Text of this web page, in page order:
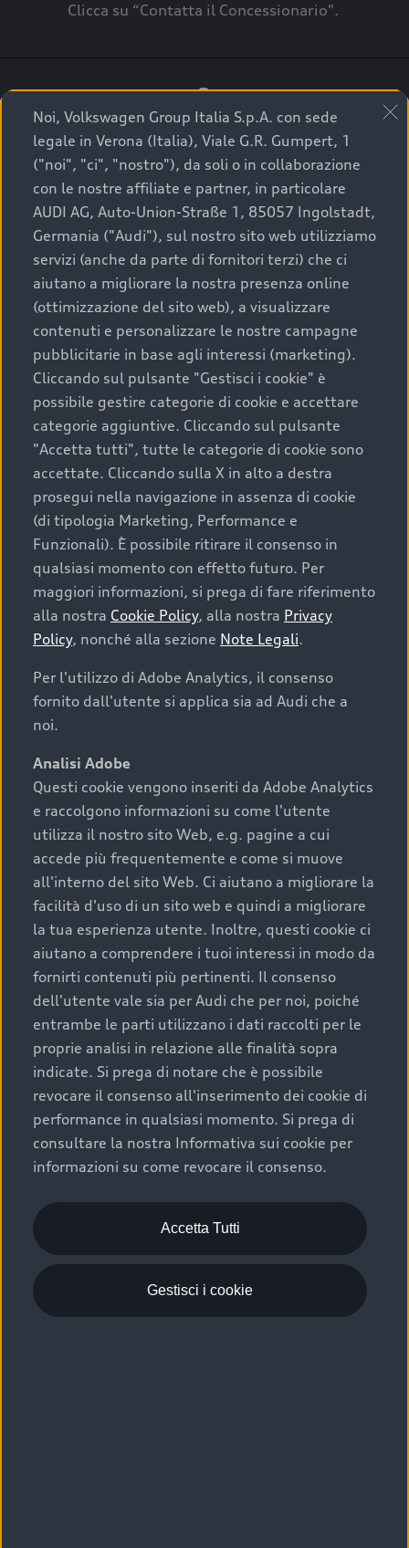
Clicca su “Contatta il Concessionario".
3
A breve verrai ricontattato dal Customer Care
Audi Center o direttamente dal Concessionario
che ti supporterà per finalizzare la tua richiesta.
La qualità di acquistare
un’auto usata Audi
Scegliere un’auto usata è una decisione che coniuga
convenienza, affidabilità e sostenibilità. Per fare un
acquisto sicuro, è essenziale considerare aspetti
determinanti come la garanzia inclusa e l’affidabilità del
marchio. Audi offre l’auto usata perfetta tramite Audi
Prima Scelta :plus
Cosa sapere prima di
acquistare la tua prossima
auto
I requisiti fondamentali da considerare prima di
acquistare un’auto usata, oltre al prezzo e all'aspetto,
chilometraggio: un valore contenuto corrisponde a
uno stato migliore del veicolo e a una maggiore
durata nel tempo;
cronologia dei tagliandi: una documentazione
completa della vettura certifica una manutenzione
costante e accurata;
condizioni della carrozzeria e degli interni: una
buona conservazione evidenzia cura e attenzione del
precedente proprietario;
efficienza meccanica: motore, trasmissione e
componenti principali in ottimo stato garantiscono
prestazioni affidabili e sicure.
Acquistare un’auto usata in una Concessionaria ufficiale
Audi che offre l’usato garantito tramite Audi Prima
Scelta :plus, significa affidarsi ad un prodotto che viene
sottoposto a 110 controlli approfonditi e coperto da
garanzia fino a 4 anni per una maggiore tutela del tuo
acquisto.
Noi, Volkswagen Group Italia S.p.A. con sede
legale in Verona (Italia), Viale G.R. Gumpert, 1
("noi", "ci", "nostro"), da soli o in collaborazione
con le nostre affiliate e partner, in particolare
AUDI AG, Auto-Union-Straße 1, 85057 Ingolstadt,
Germania ("Audi"), sul nostro sito web utilizziamo
servizi (anche da parte di fornitori terzi) che ci
aiutano a migliorare la nostra presenza online
(ottimizzazione del sito web), a visualizzare
contenuti e personalizzare le nostre campagne
pubblicitarie in base agli interessi (marketing).
Cliccando sul pulsante "Gestisci i cookie" è
possibile gestire categorie di cookie e accettare
categorie aggiuntive. Cliccando sul pulsante
"Accetta tutti", tutte le categorie di cookie sono
accettate. Cliccando sulla X in alto a destra
prosegui nella navigazione in assenza di cookie
(di tipologia Marketing, Performance e
Funzionali). È possibile ritirare il consenso in
qualsiasi momento con effetto futuro. Per
maggiori informazioni, si prega di fare riferimento
alla nostra Cookie Policy, alla nostra Privacy
Policy, nonché alla sezione Note Legali.
Per l'utilizzo di Adobe Analytics, il consenso
fornito dall'utente si applica sia ad Audi che a
noi.
Analisi Adobe
Questi cookie vengono inseriti da Adobe Analytics
e raccolgono informazioni su come l'utente
utilizza il nostro sito Web, e.g. pagine a cui
accede più frequentemente e come si muove
all'interno del sito Web. Ci aiutano a migliorare la
facilità d'uso di un sito web e quindi a migliorare
la tua esperienza utente. Inoltre, questi cookie ci
aiutano a comprendere i tuoi interessi in modo da
fornirti contenuti più pertinenti. Il consenso
dell'utente vale sia per Audi che per noi, poiché
entrambe le parti utilizzano i dati raccolti per le
proprie analisi in relazione alle finalità sopra
indicate. Si prega di notare che è possibile
revocare il consenso all'inserimento dei cookie di
performance in qualsiasi momento. Si prega di
consultare la nostra Informativa sui cookie per
informazioni su come revocare il consenso.
Accetta Tutti
Gestisci i cookie